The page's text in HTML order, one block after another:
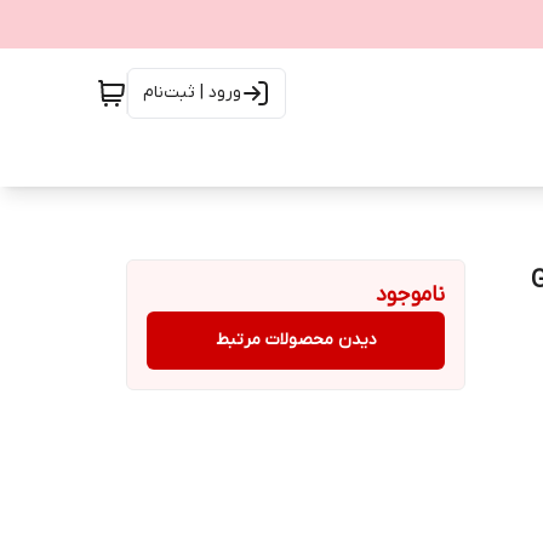
ورود | ثبت‌نام
ناموجود
دیدن محصولات مرتبط